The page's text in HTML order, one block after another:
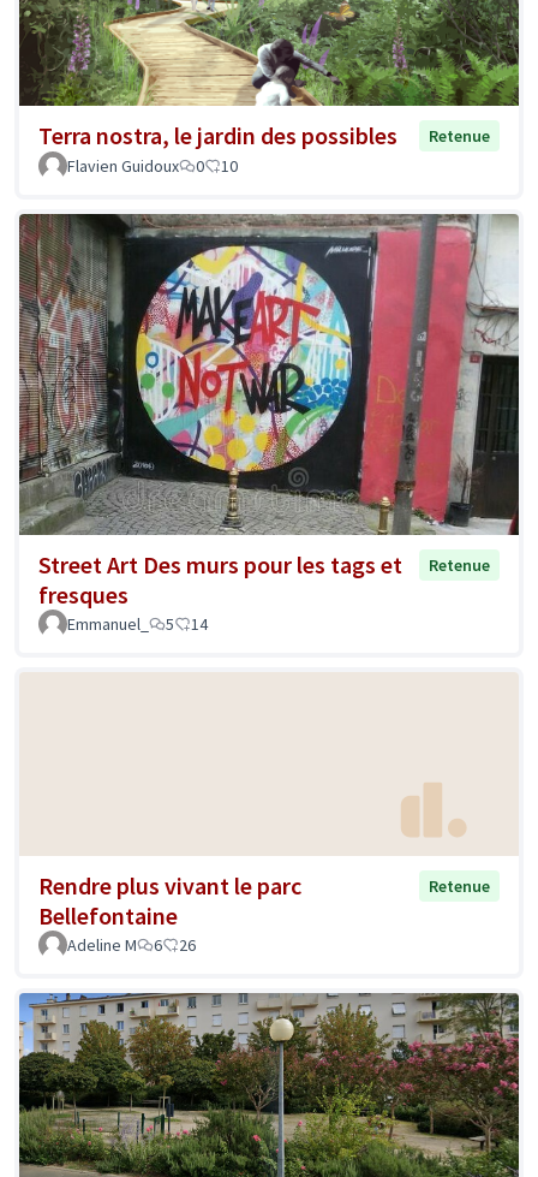
Terra nostra, le jardin des possibles
Retenue
Flavien Guidoux
0 10
Street Art Des murs pour les tags et
fresques
Retenue
Emmanuel_ 5 14
Rendre plus vivant le parc
Bellefontaine
Retenue
Adeline M 6 26